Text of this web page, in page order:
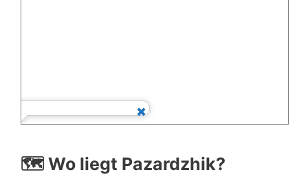
🗺️ Wo liegt Pazardzhik?